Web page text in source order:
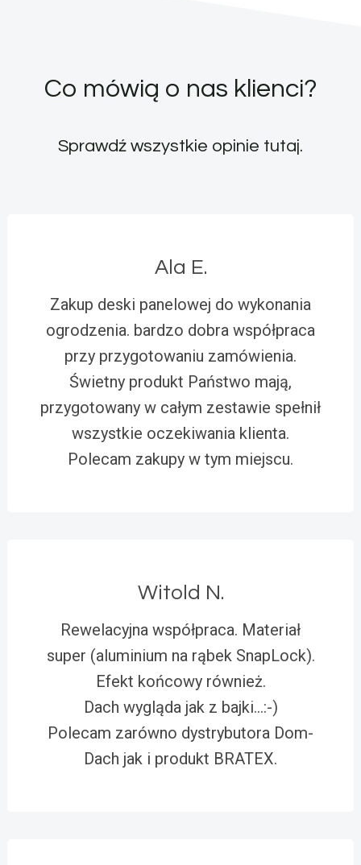
Co mówią o nas klienci?
Sprawdź wszystkie opinie tutaj.
Ala E.
Zakup deski panelowej do wykonania
ogrodzenia. bardzo dobra współpraca
przy przygotowaniu zamówienia.
Świetny produkt Państwo mają,
przygotowany w całym zestawie spełnił
wszystkie oczekiwania klienta.
Polecam zakupy w tym miejscu.
Witold N.
Rewelacyjna współpraca. Materiał
super (aluminium na rąbek SnapLock).
Efekt końcowy również.
Dach wygląda jak z bajki…:-)
Polecam zarówno dystrybutora Dom-
Dach jak i produkt BRATEX.